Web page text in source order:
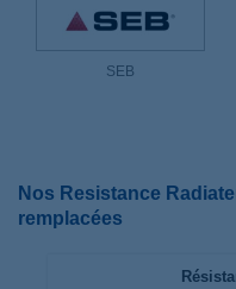
SEB
Nos Resistance
remplacées